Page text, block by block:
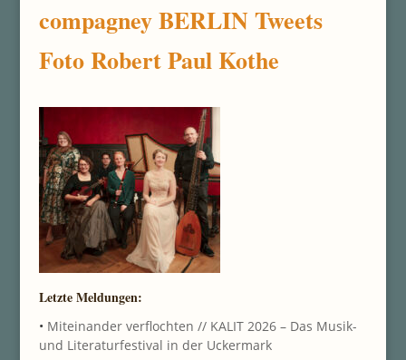
compagney BERLIN Tweets
Foto Robert Paul Kothe
Letzte Meldungen:
• Miteinander verflochten // KALIT 2026 – Das Musik-
und Literaturfestival in der Uckermark